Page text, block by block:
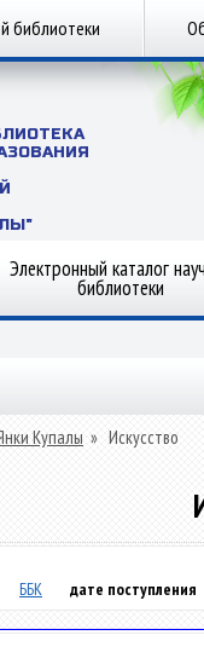
библиотеки
Электронный каталог
библиотеки
Купалы » Искусство
ББК дате поступления